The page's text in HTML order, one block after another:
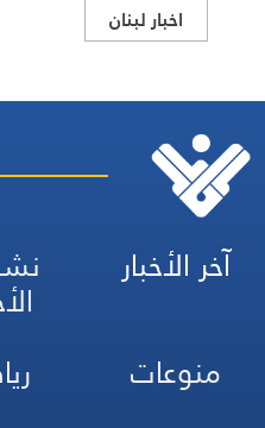
اخبار لبنان
آخر الأخبار
منوعات